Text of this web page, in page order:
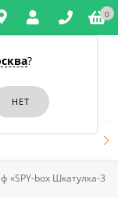
?
0
в Челябинске
«SPY-box Шкатулка-3